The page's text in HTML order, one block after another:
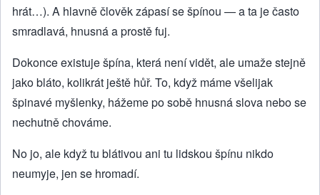
hrát…). A hlavně člověk zápasí se špínou — a ta je často
smradlavá, hnusná a prostě fuj.
Dokonce existuje špína, která není vidět, ale umaže stejně
jako bláto, kolikrát ještě hůř. To, když máme všelijak
špinavé myšlenky, hážeme po sobě hnusná slova nebo se
nechutně chováme.
No jo, ale když tu blátivou ani tu lidskou špínu nikdo
neumyje, jen se hromadí.